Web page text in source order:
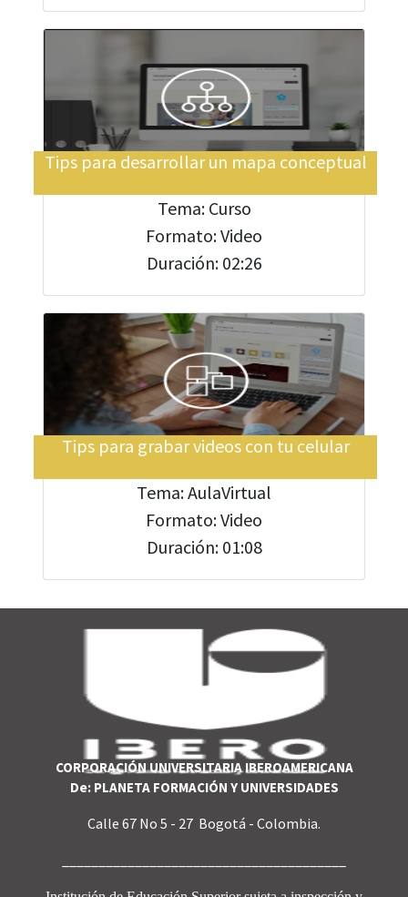
Tips para desarrollar un mapa conceptual
Tema: Curso
Formato: Video
Duración: 02:26
Tips para grabar videos con tu celular
Tema: AulaVirtual
Formato: Video
Duración: 01:08
CORPORACIÓN UNIVERSITARIA IBEROAMERICANA
De: PLANETA FORMACIÓN Y UNIVERSIDADES
Calle 67 No 5 - 27 Bogotá - Colombia.